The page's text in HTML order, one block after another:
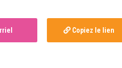
Copiez le lien